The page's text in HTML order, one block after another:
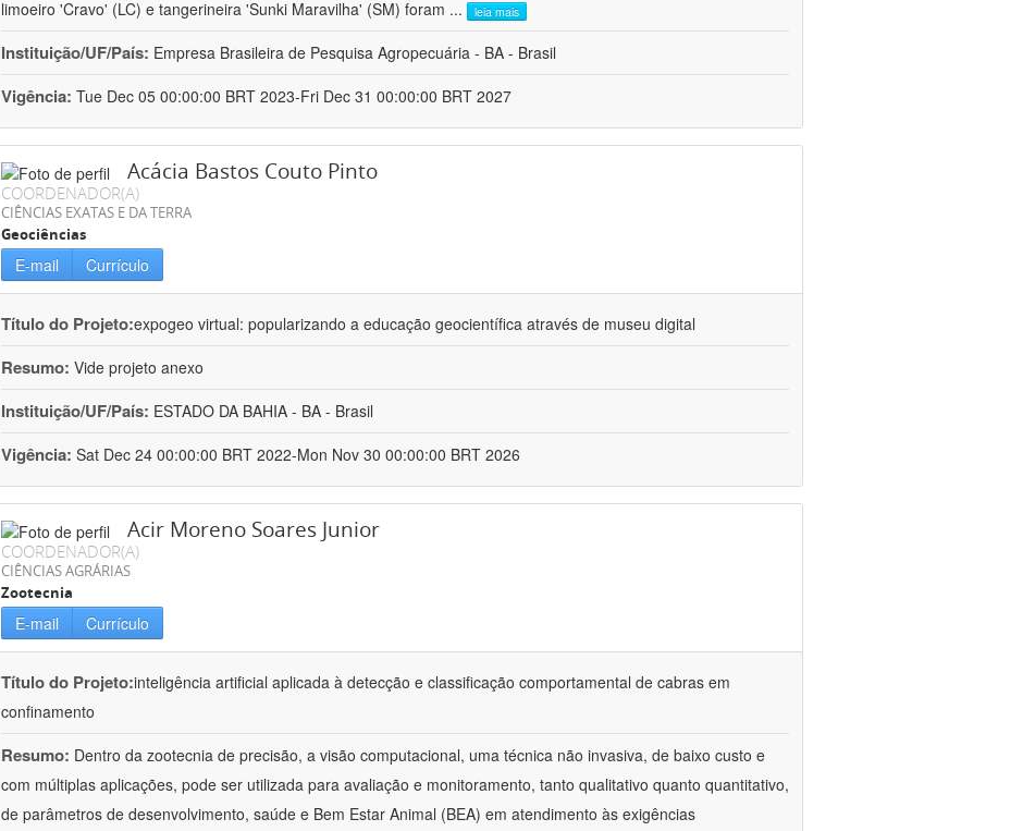
limoeiro 'Cravo' (LC) e tangerineira 'Sunki Maravilha' (SM) foram ... leia mais
Instituição/UF/País: Empresa Brasileira de Pesquisa Agropecuária - BA - Brasil
Vigência: Tue Dec 05 00:00:00 BRT 2023-Fri Dec 31 00:00:00 BRT 2027
Acácia Bastos Couto Pinto
COORDENADOR(A)
CIÊNCIAS EXATAS E DA TERRA
Geociências
E-mail Currículo
Título do Projeto:expogeo virtual: popularizando a educação geocientífica através de museu digital
Resumo: Vide projeto anexo
Instituição/UF/País: ESTADO DA BAHIA - BA - Brasil
Vigência: Sat Dec 24 00:00:00 BRT 2022-Mon Nov 30 00:00:00 BRT 2026
Acir Moreno Soares Junior
COORDENADOR(A)
CIÊNCIAS AGRÁRIAS
Zootecnia
E-mail Currículo
Título do Projeto:inteligência artificial aplicada à detecção e classificação comportamental de cabras em
confinamento
Resumo: Dentro da zootecnia de precisão, a visão computacional, uma técnica não invasiva, de baixo custo e
com múltiplas aplicações, pode ser utilizada para avaliação e monitoramento, tanto qualitativo quanto quantitativo,
de parâmetros de desenvolvimento, saúde e Bem Estar Animal (BEA) em atendimento às exigências